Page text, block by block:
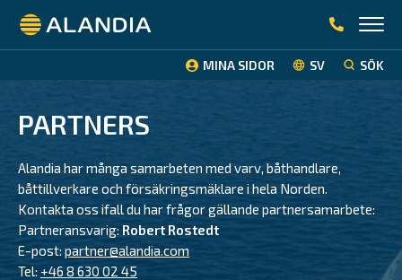
Alandia
MINA SIDOR SV SÖK
PARTNERS
Alandia har många samarbeten med varv, båthandlare,
båttillverkare och försäkringsmäklare i hela Norden.
Kontakta oss ifall du har frågor gällande partnersamarbete:
Partneransvarig: Robert Rostedt
E-post: partner@alandia.com
Tel: +46 8 630 02 45